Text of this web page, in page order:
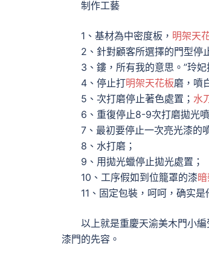
制作工藝
1、基材為中密度板， 明架天
2、針對顧客所選擇的門型停
3、鏤，所有我的意思。”玲妃
4、停止打明架天花板磨，噴
5、次打磨停止著色處置； 水
6、重復停止8-9次打磨拋光噴
7、最初要停止一次亮光漆的
8、水打磨；
9、用拋光蠟停止拋光處置；
10、工序假如到位籠罩的漆
11、固定包裝，呵呵，确实是
以上就是重慶天渝美木門小編
漆門的先容。